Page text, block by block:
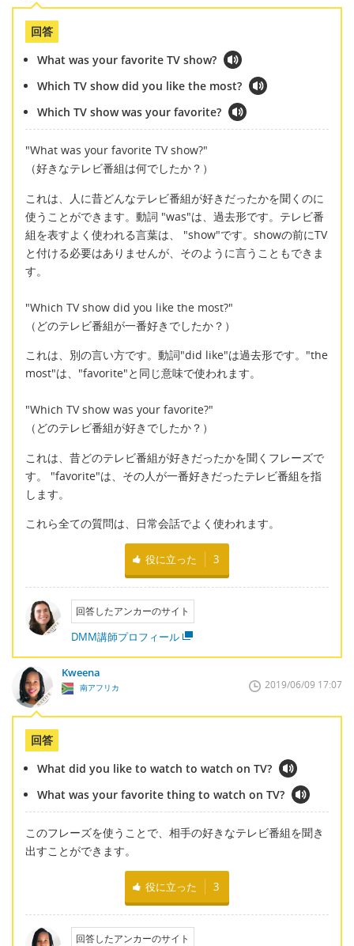
回答
What was your favorite TV show?
Which TV show did you like the most?
Which TV show was your favorite?
"What was your favorite TV show?"
（好きなテレビ番組は何でしたか？）
これは、人に昔どんなテレビ番組が好きだったかを聞くのに
使うことができます。動詞 "was"は、過去形です。テレビ番
組を表すよく使われる言葉は、 "show"です。showの前にTV
と付ける必要はありませんが、そのように言うこともできま
す。
"Which TV show did you like the most?"
（どのテレビ番組が一番好きでしたか？）
これは、別の言い方です。動詞"did like"は過去形です。"the
most"は、"favorite"と同じ意味で使われます。
"Which TV show was your favorite?"
（どのテレビ番組が好きでしたか？）
これは、昔どのテレビ番組が好きだったかを聞くフレーズで
す。 "favorite"は、その人が一番好きだったテレビ番組を指
します。
これら全ての質問は、日常会話でよく使われます。
役に立った 3
回答したアンカーのサイト
DMM講師プロフィール
Kweena
南アフリカ 2019/06/09 17:07
回答
What did you like to watch to watch on TV?
What was your favorite thing to watch on TV?
このフレーズを使うことで、相手の好きなテレビ番組を聞き
出すことができます。
役に立った 3
回答したアンカーのサイト